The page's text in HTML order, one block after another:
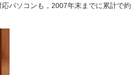
パソコンも，2007年末までに累計で約